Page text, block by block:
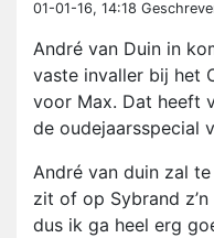
01-01-16, 14:18
André van Duin in
vaste invaller bij het
voor Max. Dat heeft
de oudejaarsspecial
André van duin zal
zit of op Sybrand
dus ik ga heel erg